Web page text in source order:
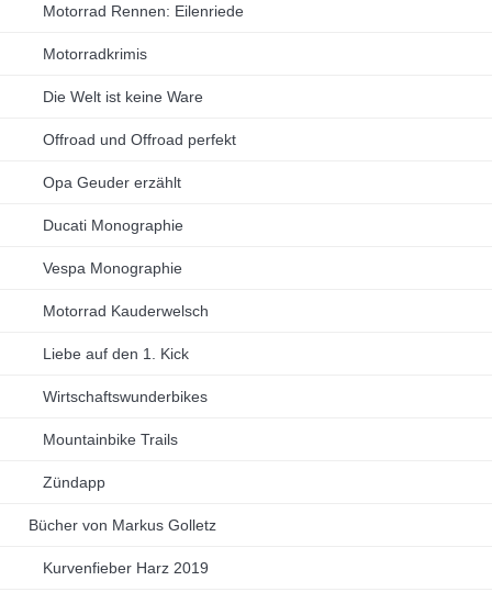
Motorrad Rennen: Eilenriede
Motorradkrimis
Die Welt ist keine Ware
Offroad und Offroad perfekt
Opa Geuder erzählt
Ducati Monographie
Vespa Monographie
Motorrad Kauderwelsch
Liebe auf den 1. Kick
Wirtschaftswunderbikes
Mountainbike Trails
Zündapp
Bücher von Markus Golletz
Kurvenfieber Harz 2019